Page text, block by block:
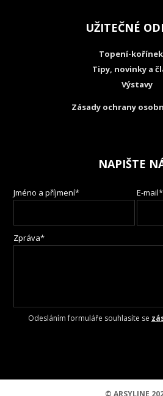
UŽITEČNÉ
Topení-
Tipy, novinky a
Výstavy
Zásady ochrany
NAPIŠTE
Jméno a příjmení* E-mail*
Zpráva*
Odesláním formuláře souhlasíte se